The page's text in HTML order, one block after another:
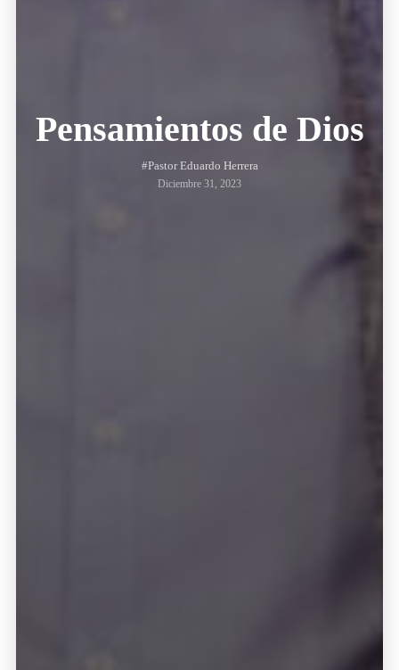
Pensamientos de Dios
#Pastor Eduardo Herrera
Diciembre 31, 2023